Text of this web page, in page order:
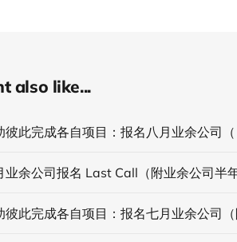
also like...
彼此完成各自项目：报名八月业余公司（
业余公司报名 Last Call（附业余公司半
彼此完成各自项目：报名七月业余公司